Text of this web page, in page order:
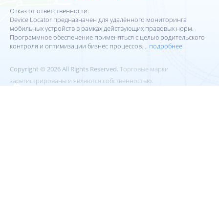
Отказ от ответственности:
Device Locator предназначен для удалённого мониторинга
мобильных устройств в рамках действующих правовых норм.
Программное обеспечение применяться с целью родительского
контроля и оптимизации бизнес процессов.... подробнее
Copyright © 2026 All Rights Reserved. Торговые марки
зарегистрированы и являются собственностью.